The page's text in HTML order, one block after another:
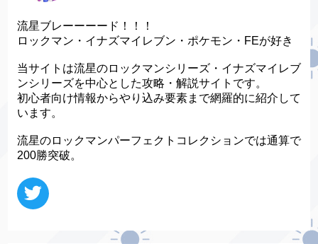
流星ブレーーーード！！！
ロックマン・イナズマイレブン・ポケモン・FEが好き
当サイトは流星のロックマンシリーズ・イナズマイレブ
ンシリーズを中心とした攻略・解説サイトです。
初心者向け情報からやり込み要素まで網羅的に紹介して
います。
流星のロックマンパーフェクトコレクションでは通算で
200勝突破。